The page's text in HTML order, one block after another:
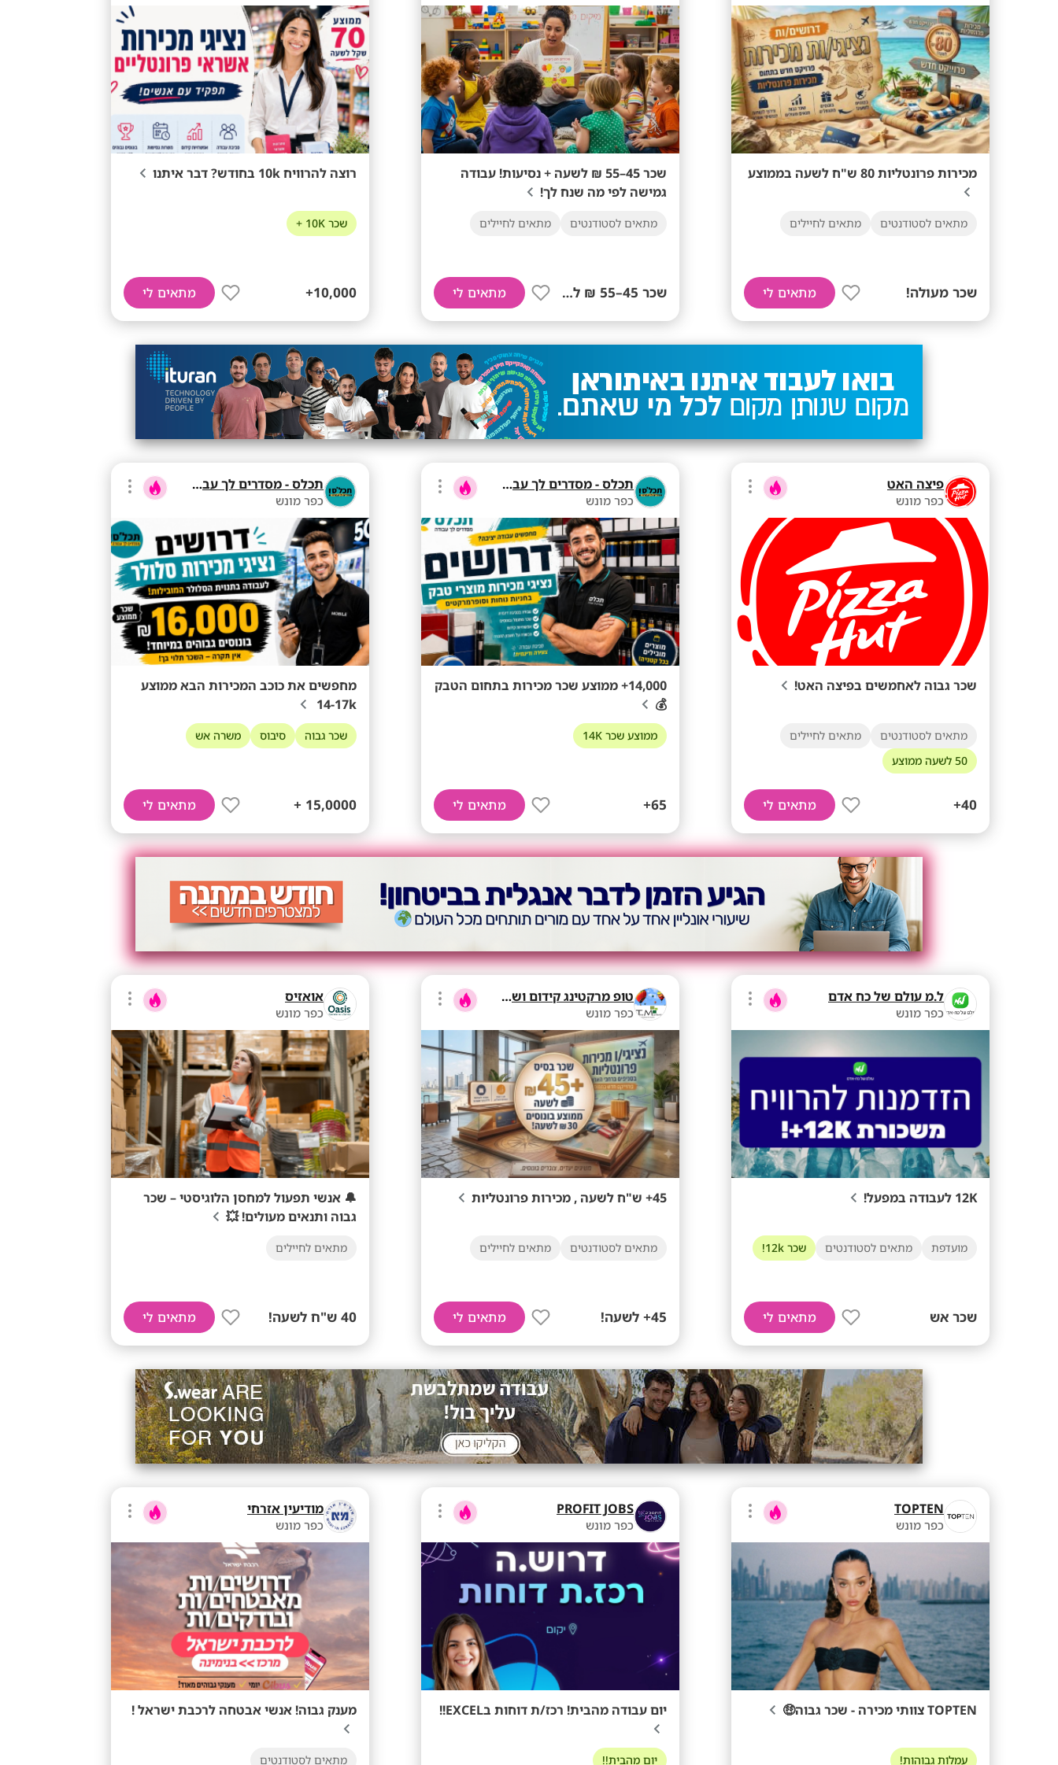
מכירות פרונטליות 80 ש"ח לשעה בממוצע
מתאים לסטודנטים מתאים לחיילים
שכר מעולה! מתאים לי
שכר 45–55 ₪ לשעה + נסיעות! עבודה
גמישה לפי מה שנח לך!
מתאים לסטודנטים מתאים לחיילים
שכר 45–55 ₪ לשעה+ נסיעות! מתאים לי
רוצה להרוויח 10k בחודש? דבר איתנו
שכר 10K +
10,000+ מתאים לי
פיצה האט
כפר מונש
שכר גבוה לאחמשים בפיצה האט!
מתאים לסטודנטים
מתאים לחיילים
50 לשעה ממוצע
40+ מתאים לי
תכלס - מסדרים לך עבודה
כפר מונש
14,000+ ממוצע שכר מכירות בתחום הטבק
💰
ממוצע שכר 14K
65+ מתאים לי
תכלס - מסדרים לך עבודה
כפר מונש
מחפשים את כוכב המכירות הבא ממוצע
14-17k
שכר גבוה סיבוס משרה אש
15,0000 + מתאים לי
ל.מ עולם של כח אדם
כפר מונש
12K לעבודה במפעל!
מועדפת מתאים לסטודנטים שכר 12k!
שכר אש מתאים לי
טופ מרקטינג קידום ושיווק בע"מ
כפר מונש
45+ ש"ח לשעה , מכירות פרונטליות
מתאים לסטודנטים מתאים לחיילים
45+ לשעה! מתאים לי
אואזיס
כפר מונש
🔔 אנשי תפעול למחסן הלוגיסטי – שכר
גבוה ותנאים מעולים! 💥
מתאים לחיילים
40 ש"ח לשעה! מתאים לי
TOPTEN
כפר מונש
TOPTEN צוותי מכירה - שכר גבוה🤑
עמלות גבוהות!
PROFIT JOBS
כפר מונש
יום עבודה מהבית! רכז/ת דוחות בEXCEL!!
יום מהבית!!
מודיעין אזרחי
כפר מונש
מענק גבוה! אנשי אבטחה לרכבת ישראל !
מתאים לסטודנטים